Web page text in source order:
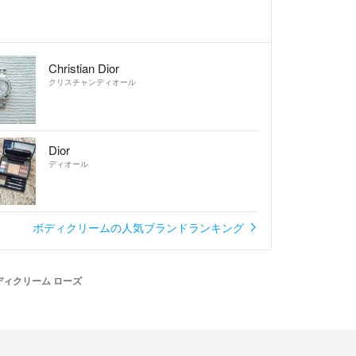
Christian Dior
クリスチャンディオール
Dior
ディオール
ボディクリームの人気ブランドランキング
クリーム ローズ